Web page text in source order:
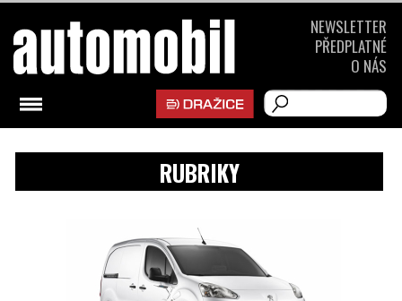
RUBRIKY
NEWSLETTER
PŘEDPLATNÉ
O NÁS